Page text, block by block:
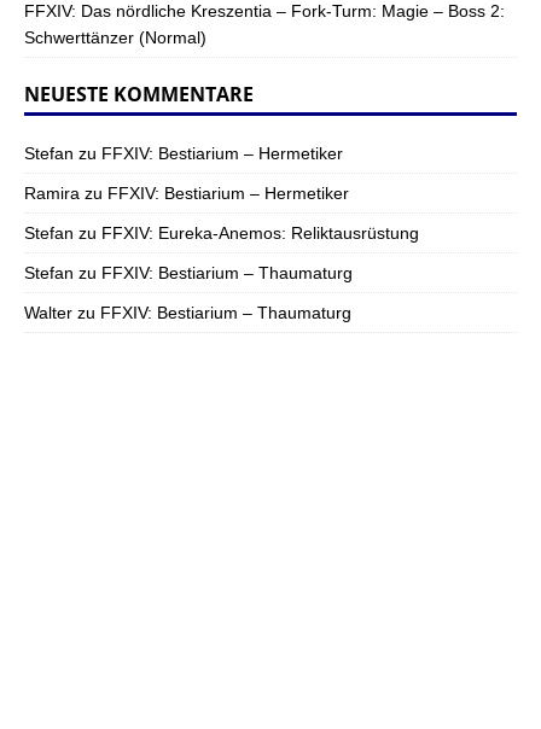
FFXIV: Das nördliche Kreszentia – Fork-Turm: Magie – Boss 2:
Schwerttänzer (Normal)
NEUESTE KOMMENTARE
Stefan zu FFXIV: Bestiarium – Hermetiker
Ramira zu FFXIV: Bestiarium – Hermetiker
Stefan zu FFXIV: Eureka-Anemos: Reliktausrüstung
Stefan zu FFXIV: Bestiarium – Thaumaturg
Walter zu FFXIV: Bestiarium – Thaumaturg